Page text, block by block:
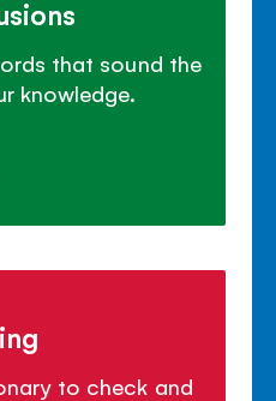
that sound the
knowledge.
to check and